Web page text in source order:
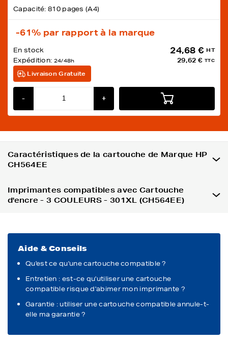
Capacité: 810 pages (A4)
-61% par rapport à la marque
En stock
Expédition: 24/48h
24,68 € HT
29,62 € TTC
Livraison Gratuite
- +
Caractéristiques de la cartouche de Marque HP
CH564EE
Imprimantes compatibles avec Cartouche
d'encre - 3 COULEURS - 301XL (CH564EE)
Aide & Conseils
Qu'est ce qu'une cartouche compatible ?
Entretien : est-ce qu'utiliser une cartouche
compatible risque d'abimer mon imprimante ?
Garantie : utiliser une cartouche compatible annule-t-
elle ma garantie ?